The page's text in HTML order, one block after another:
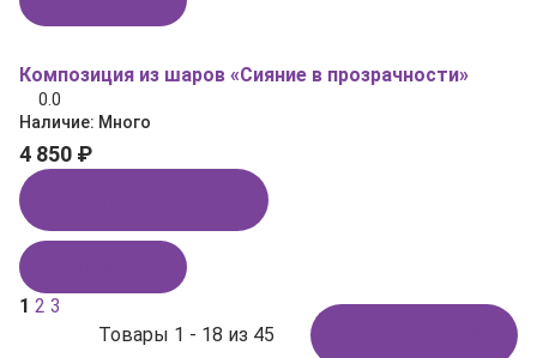
Композиция из шаров «Сияние в прозрачности»
0.0
Наличие: Много
4 850 ₽
Товары 1 - 18 из 45
1 2 3